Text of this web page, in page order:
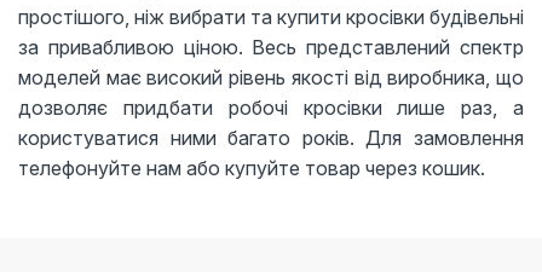
простішого, ніж вибрати та купити кросівки будівельні
за привабливою ціною. Весь представлений спектр
моделей має високий рівень якості від виробника, що
дозволяє придбати робочі кросівки лише раз, а
користуватися ними багато років. Для замовлення
телефонуйте нам або купуйте товар через кошик.